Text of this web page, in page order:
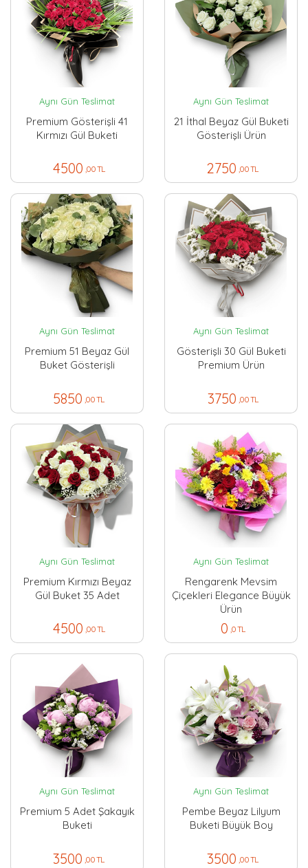
Aynı Gün Teslimat
Premium Gösterişli 41
Kırmızı Gül Buketi
4500 ,00 TL
Aynı Gün Teslimat
21 İthal Beyaz Gül Buketi
Gösterişli Ürün
2750 ,00 TL
Aynı Gün Teslimat
Premium 51 Beyaz Gül
Buket Gösterişli
5850 ,00 TL
Aynı Gün Teslimat
Gösterişli 30 Gül Buketi
Premium Ürün
3750 ,00 TL
Aynı Gün Teslimat
Premium Kırmızı Beyaz
Gül Buket 35 Adet
4500 ,00 TL
Aynı Gün Teslimat
Rengarenk Mevsim
Çiçekleri Elegance Büyük
Ürün
0 ,0 TL
Aynı Gün Teslimat
Premium 5 Adet Şakayık
Buketi
3500 ,00 TL
Aynı Gün Teslimat
Pembe Beyaz Lilyum
Buketi Büyük Boy
3500 ,00 TL